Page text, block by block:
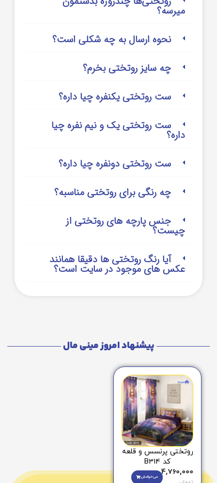
میرسه؟
نحوه ارسال به چه شکلی است؟
چه سایز روتختی بخرم؟
ست روتختی یکنفره چیا داره؟
ست روتختی یک و نیم نفره چیا
داره؟
ست روتختی دونفره چیا داره؟
چه رنگی برای روتختی مناسبه؟
جنس پارچه های روتختی از
چیست؟
آیا رنگ روتختی ها دقیقا همانند
عکس های موجود در سایت است؟
پیشنهاد امروز مینی مال
روتختی پرنسس و قلعه
کد B314
4,760,000 می‌خوامش